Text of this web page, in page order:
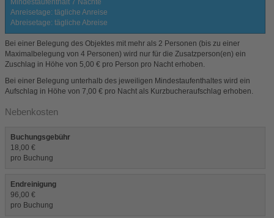
Mindestaufenthalt 7 Nächte
Anreisetage: tägliche Anreise
Abreisetage: tägliche Abreise
Bei einer Belegung des Objektes mit mehr als 2 Personen (bis zu einer
Maximalbelegung von 4 Personen) wird nur für die Zusatzperson(en) ein
Zuschlag in Höhe von 5,00 € pro Person pro Nacht erhoben.
Bei einer Belegung unterhalb des jeweiligen Mindestaufenthaltes wird ein
Aufschlag in Höhe von 7,00 € pro Nacht als Kurzbucheraufschlag erhoben.
Nebenkosten
Buchungsgebühr
18,00 €
pro Buchung
Endreinigung
96,00 €
pro Buchung